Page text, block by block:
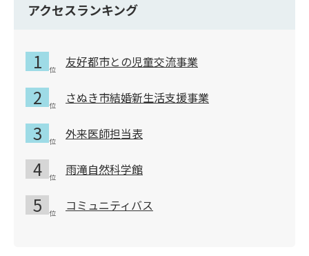
アクセスランキング
友好都市との児童交流事業
さぬき市結婚新生活支援事業
外来医師担当表
雨滝自然科学館
コミュニティバス